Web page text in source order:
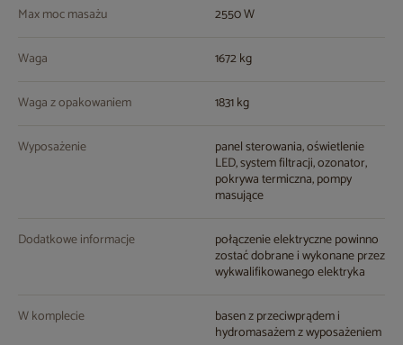
Max moc masażu 2550 W
Waga 1672 kg
Waga z opakowaniem 1831 kg
Wyposażenie panel sterowania, oświetlenie
LED, system filtracji, ozonator,
pokrywa termiczna, pompy
masujące
Dodatkowe informacje połączenie elektryczne powinno
zostać dobrane i wykonane przez
wykwalifikowanego elektryka
W komplecie basen z przeciwprądem i
hydromasażem z wyposażeniem